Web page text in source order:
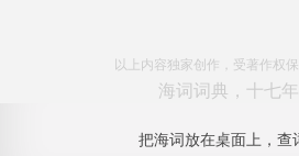
以上内容独家创作，受著作权
海词词典，十七
把海词放在桌面上，查